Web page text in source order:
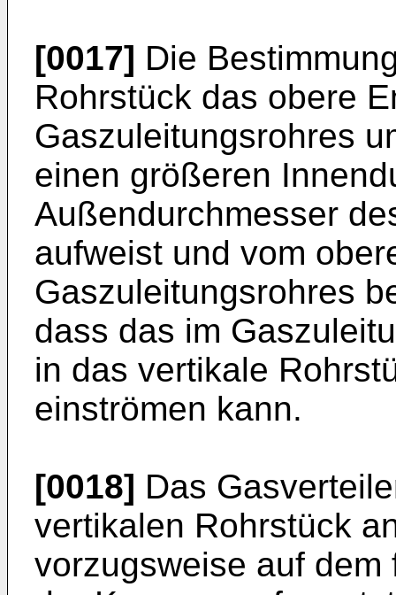
[0017] Die
Rohrstück das obere
Gaszuleitungsrohres
einen größeren
Außendurchmesser
aufweist und vom
Gaszuleitungsrohres
dass das im
in das vertikale
einströmen kann.
[0018] Das
vertikalen Rohrstück
vorzugsweise auf